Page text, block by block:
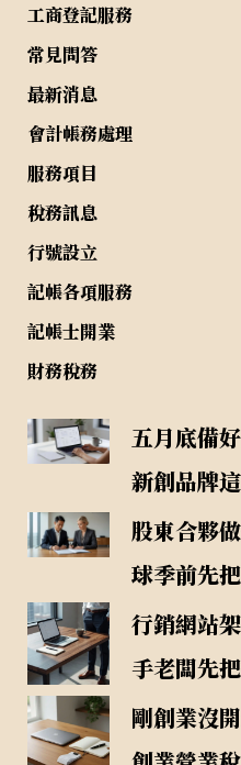
工商登記服務
常見問答
最新消息
會計帳務處理
服務項目
稅務訊息
行號設立
記帳各項服務
記帳士開業
財務稅務
五月底備
新創品牌
股東合夥
球季前先
行銷網站
手老闆先
剛創業沒